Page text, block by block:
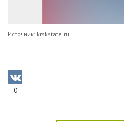
Источник: krskstate.ru
0